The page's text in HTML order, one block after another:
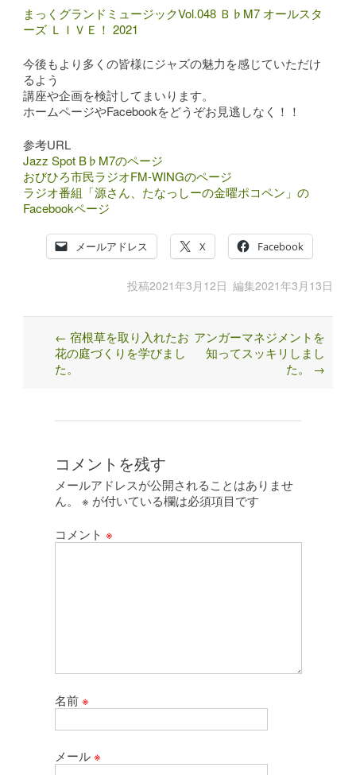
まっくグランドミュージックVol.048 Ｂ♭M7 オールスタ
ーズ ＬＩＶＥ！ 2021
今後もより多くの皆様にジャズの魅力を感じていただけ
るよう
講座や企画を検討してまいります。
ホームページやFacebookをどうぞお見逃しなく！！
参考URL
Jazz Spot B♭M7のページ
おびひろ市民ラジオFM-WINGのページ
ラジオ番組「源さん、たなっしーの金曜ポコペン」の
Facebookページ
メールアドレス X Facebook
投稿2021年3月12日 編集2021年3月13日
Post
navigation
← 宿根草を取り入れたお
花の庭づくりを学びまし
た。
アンガーマネジメントを
知ってスッキリしまし
た。
→
コメントを残す
メールアドレスが公開されることはありませ
ん。
※ が付いている欄は必須項目です
コメント※
名前※
メール※